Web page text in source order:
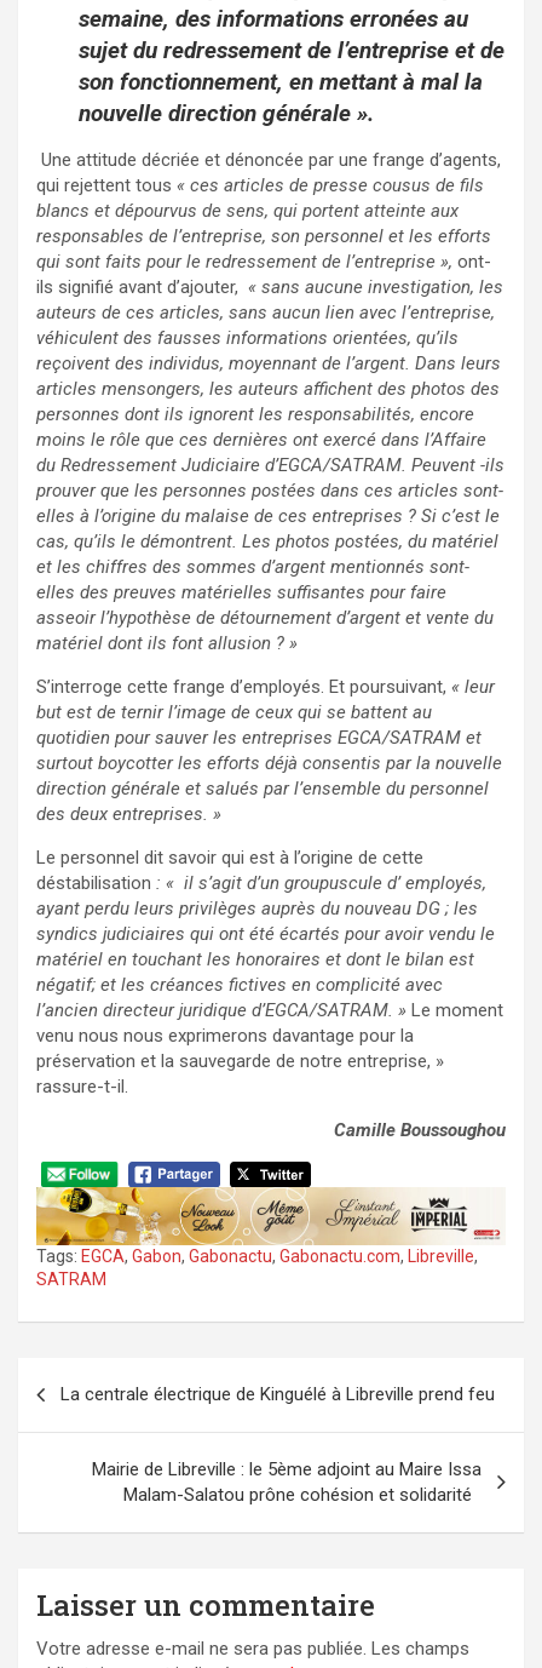
semaine, des informations erronées au
sujet du redressement de l’entreprise et de
son fonctionnement, en mettant à mal la
nouvelle direction générale ».
Une attitude décriée et dénoncée par une frange d’agents,
qui rejettent tous « ces articles de presse cousus de fils
blancs et dépourvus de sens, qui portent atteinte aux
responsables de l’entreprise, son personnel et les efforts
qui sont faits pour le redressement de l’entreprise », ont-
ils signifié avant d’ajouter, « sans aucune investigation, les
auteurs de ces articles, sans aucun lien avec l’entreprise,
véhiculent des fausses informations orientées, qu’ils
reçoivent des individus, moyennant de l’argent. Dans leurs
articles mensongers, les auteurs affichent des photos des
personnes dont ils ignorent les responsabilités, encore
moins le rôle que ces dernières ont exercé dans l’Affaire
du Redressement Judiciaire d’EGCA/SATRAM. Peuvent -ils
prouver que les personnes postées dans ces articles sont-
elles à l’origine du malaise de ces entreprises ? Si c’est le
cas, qu’ils le démontrent. Les photos postées, du matériel
et les chiffres des sommes d’argent mentionnés sont-
elles des preuves matérielles suffisantes pour faire
asseoir l’hypothèse de détournement d’argent et vente du
matériel dont ils font allusion ? »
S’interroge cette frange d’employés. Et poursuivant, « leur
but est de ternir l’image de ceux qui se battent au
quotidien pour sauver les entreprises EGCA/SATRAM et
surtout boycotter les efforts déjà consentis par la nouvelle
direction générale et salués par l’ensemble du personnel
des deux entreprises. »
Le personnel dit savoir qui est à l’origine de cette
déstabilisation : « il s’agit d’un groupuscule d’ employés,
ayant perdu leurs privilèges auprès du nouveau DG ; les
syndics judiciaires qui ont été écartés pour avoir vendu le
matériel en touchant les honoraires et dont le bilan est
négatif; et les créances fictives en complicité avec
l’ancien directeur juridique d’EGCA/SATRAM. » Le moment
venu nous nous exprimerons davantage pour la
préservation et la sauvegarde de notre entreprise, »
rassure-t-il.
Camille Boussoughou
Tags: EGCA, Gabon, Gabonactu, Gabonactu.com, Libreville,
SATRAM
de
l’article
La centrale électrique de Kinguélé à Libreville prend feu
Mairie de Libreville : le 5ème adjoint au Maire Issa
Malam-Salatou prône cohésion et solidarité
Laisser un commentaire
Votre adresse e-mail ne sera pas publiée. Les champs